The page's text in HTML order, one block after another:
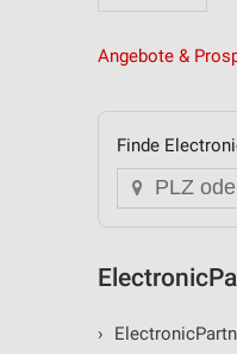
Angebote &
Finde
›